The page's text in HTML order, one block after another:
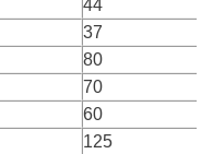
44
37
80
70
60
125